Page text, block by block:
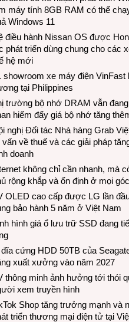
máy tính 8GB RAM có thể
Windows 11
điều hành Nissan OS được
phát triển dùng chung cho các
hệ mới
showroom xe máy điện VinFast
tại Philippines
trường bộ nhớ DRAM vẫn
hiếm đẩy giá bộ nhớ tăng
nghị Đối tác Nhà hàng Grab
về thuế và các giải pháp
doanh
không chỉ cần nhanh, mà
rộng khắp và ổn định ở mọi
OLED cao cấp được LG lần
bảo hành 5 năm ở Việt Nam
hình giá ổ lưu trữ SSD đang
cứng HDD 50TB của
xuất xưởng vào năm 2027
thông minh ảnh hưởng tới thói
xem truyền hình
Shop tăng trưởng mạnh và
triển thương mại điện tử tại